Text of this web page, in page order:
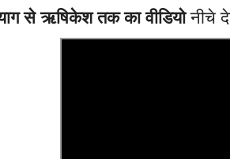
से ऋषिकेश तक का वीडियोनीचे